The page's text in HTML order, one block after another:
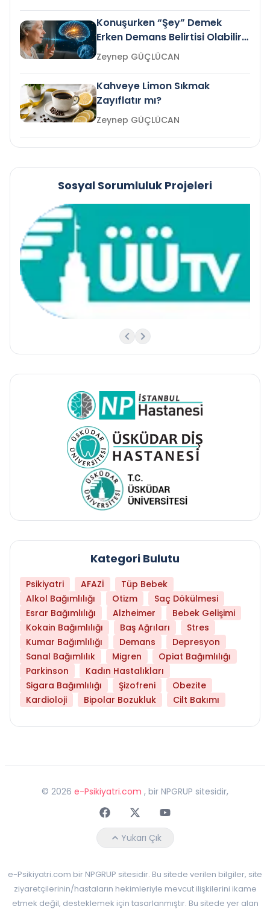
Konuşurken “Şey” Demek
Erken Demans Belirtisi Olabilir
mi?
Zeynep GÜÇLÜCAN
Kahveye Limon Sıkmak
Zayıflatır mı?
Zeynep GÜÇLÜCAN
Sosyal Sorumluluk Projeleri
Kategori Bulutu
Psikiyatri AFAZİ
Tüp Bebek
Alkol Bağımlılığı
Otizm
Saç Dökülmesi
Esrar Bağımlılığı
Alzheimer
Bebek Gelişimi
Kokain Bağımlılığı
Baş Ağrıları
Stres
Kumar Bağımlılığı
Demans
Depresyon
Sanal Bağımlılık
Migren
Opiat Bağımlılığı
Parkinson
Kadın Hastalıkları
Sigara Bağımlılığı
Şizofreni
Obezite
Kardioloji
Bipolar Bozukluk Cilt Bakımı
© 2026 e-Psikiyatri.com , bir NPGRUP sitesidir,
FaceebokTwitterYoutube
Yukarı Çık
e-Psikiyatri.com bir NPGRUP sitesidir. Bu sitede verilen bilgiler, site
ziyaretçilerinin/hastaların hekimleriyle mevcut ilişkilerini ikame
etmek değil, desteklemek için tasarlanmıştır. Bu sitede yer alan